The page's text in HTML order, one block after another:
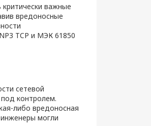
важные
вредоносные
TCP и МЭК 61850
сетевой
контролем.
либо вредоносная
могли